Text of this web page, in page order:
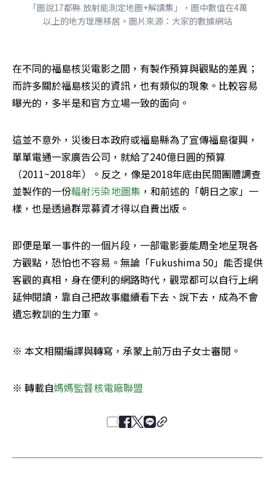
「圖說17都縣 放射能測定地圖+解讀集」，圖中數值在4萬
以上的地方理應移居。圖片來源：大家的數據網站
在不同的福島核災電影之間，有製作預算與觀點的差異；
而許多關於福島核災的資訊，也有類似的現象。比較容易
曝光的，多半是和官方立場一致的面向。
這並不意外，災後日本政府或福島縣為了宣傳福島復興，
單單電通一家廣告公司，就給了240億日圓的預算
（2011~2018年）。反之，像是2018年底由民間團體調查
並製作的一份輻射污染地圖集 ，和前述的「朝日之家」一
樣，也是透過群眾募資才得以自費出版。
即便是單一事件的一個片段，一部電影要能周全地呈現各
方觀點，恐怕也不容易。無論「Fukushima 50」能否提供
客觀的真相，身在便利的網路時代，觀眾都可以自行上網
延伸閱讀，靠自己把故事繼續看下去、說下去，成為不會
遺忘教訓的生力軍。
※ 本文相關編譯與轉寫，承蒙上前万由子女士審閱。
※ 轉載自媽媽監督核電廠聯盟